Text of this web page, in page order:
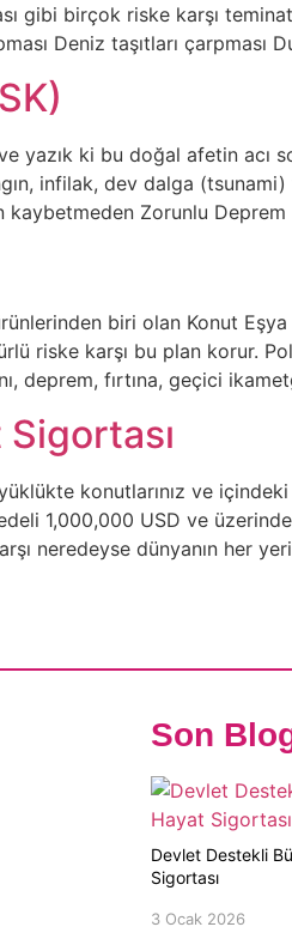
gibi birçok riske karşı
Deniz taşıtları çarpması
ki bu doğal afetin acı
infilak, dev dalga
Zorunlu
biri olan Konut
riske karşı bu plan
deprem, fırtına, geçici
konutlarınız ve
1,000,000 USD ve
neredeyse dünyanın her
Son
Devlet Destekli
Sigortası
3 Ocak 2026